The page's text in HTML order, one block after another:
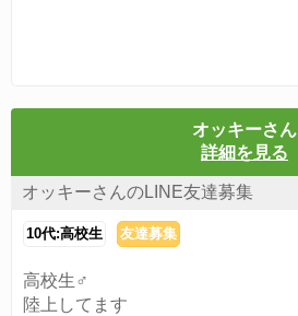
オッキーさん
詳細を見る
オッキーさんのLINE友達募集
10代:高校生 友達募集
高校生♂
陸上してます